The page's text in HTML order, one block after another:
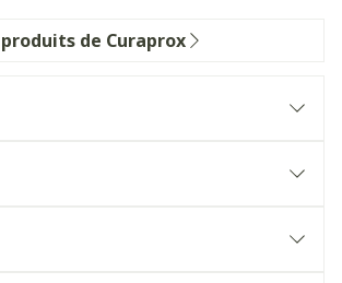
de Curaprox